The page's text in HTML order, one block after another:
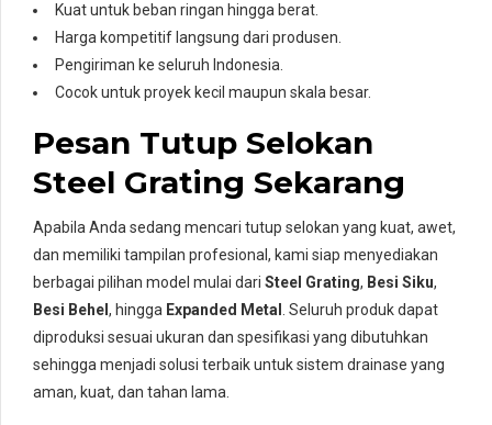
Kuat untuk beban ringan hingga berat.
Harga kompetitif langsung dari produsen.
Pengiriman ke seluruh Indonesia.
Cocok untuk proyek kecil maupun skala besar.
Pesan Tutup Selokan
Steel Grating Sekarang
Apabila Anda sedang mencari tutup selokan yang kuat, awet,
dan memiliki tampilan profesional, kami siap menyediakan
berbagai pilihan model mulai dari Steel Grating, Besi Siku,
Besi Behel , hingga Expanded Metal . Seluruh produk dapat
diproduksi sesuai ukuran dan spesifikasi yang dibutuhkan
sehingga menjadi solusi terbaik untuk sistem drainase yang
aman, kuat, dan tahan lama.